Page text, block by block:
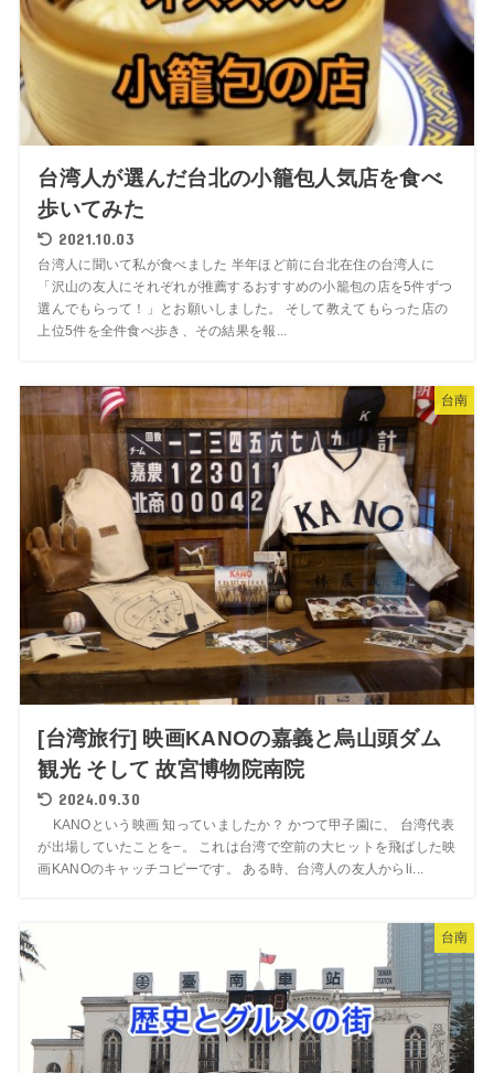
台湾人が選んだ台北の小籠包人気店を食べ
歩いてみた
2021.10.03
台湾人に聞いて私が食べました 半年ほど前に台北在住の台湾人に
「沢山の友人にそれぞれが推薦するおすすめの小籠包の店を5件ずつ
選んでもらって！」とお願いしました。 そして教えてもらった店の
上位5件を全件食べ歩き、その結果を報...
台南
[台湾旅行] 映画KANOの嘉義と烏山頭ダム
観光 そして 故宮博物院南院
2024.09.30
KANOという映画 知っていましたか？ かつて甲子園に、 台湾代表
が出場していたことを−。 これは台湾で空前の大ヒットを飛ばした映
画KANOのキャッチコピーです。 ある時、台湾人の友人からli...
台南